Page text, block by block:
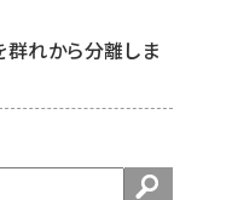
群れから分離しま